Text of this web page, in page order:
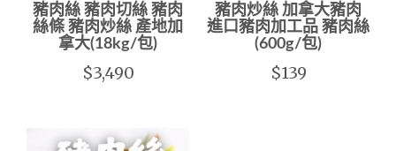
豬肉絲 豬肉切絲 豬肉
絲條 豬肉炒絲 產地加
拿大(18kg/包)
$3,490
豬肉炒絲 加拿大豬肉
進口豬肉加工品 豬肉絲
(600g/包)
$139